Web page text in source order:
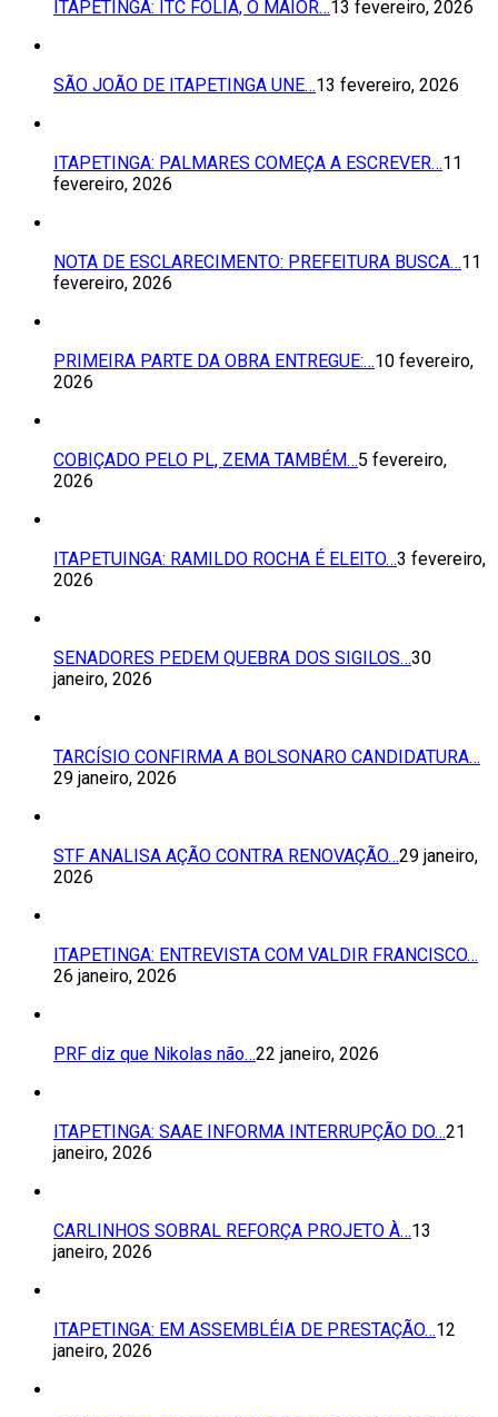
ITAPETINGA: ITC FOLIA, O MAIOR…13 fevereiro, 2026
SÃO JOÃO DE ITAPETINGA UNE…13 fevereiro, 2026
ITAPETINGA: PALMARES COMEÇA A ESCREVER…11
fevereiro, 2026
NOTA DE ESCLARECIMENTO: PREFEITURA BUSCA…11
fevereiro, 2026
PRIMEIRA PARTE DA OBRA ENTREGUE:…10 fevereiro,
2026
COBIÇADO PELO PL, ZEMA TAMBÉM…5 fevereiro,
2026
ITAPETUINGA: RAMILDO ROCHA É ELEITO…3 fevereiro,
2026
SENADORES PEDEM QUEBRA DOS SIGILOS…30
janeiro, 2026
TARCÍSIO CONFIRMA A BOLSONARO CANDIDATURA…
29 janeiro, 2026
STF ANALISA AÇÃO CONTRA RENOVAÇÃO…29 janeiro,
2026
ITAPETINGA: ENTREVISTA COM VALDIR FRANCISCO…
26 janeiro, 2026
PRF diz que Nikolas não…22 janeiro, 2026
ITAPETINGA: SAAE INFORMA INTERRUPÇÃO DO…21
janeiro, 2026
CARLINHOS SOBRAL REFORÇA PROJETO À…13
janeiro, 2026
ITAPETINGA: EM ASSEMBLÉIA DE PRESTAÇÃO…12
janeiro, 2026